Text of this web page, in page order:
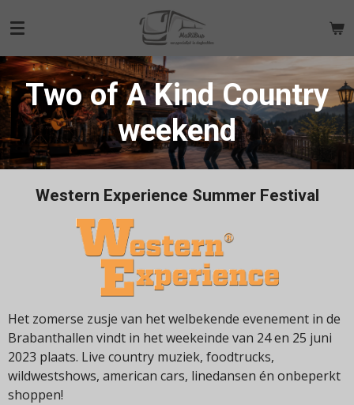
direct
naar
hoofdinhoud
Two of A Kind Country
weekend
Western Experience Summer Festival
Het zomerse zusje van het welbekende evenement in de
Brabanthallen vindt in het weekeinde van 24 en 25 juni
2023 plaats. Live country muziek, foodtrucks,
wildwestshows, american cars, linedansen én onbeperkt
shoppen!